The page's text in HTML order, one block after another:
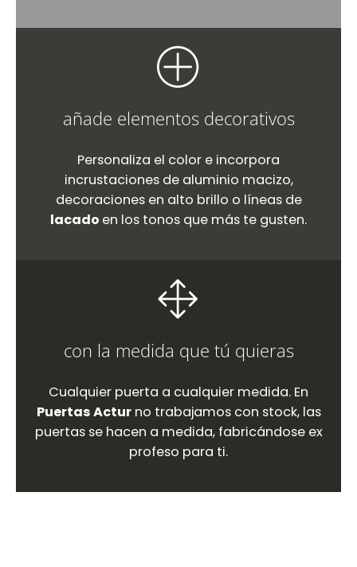
añade elementos decorativos
Personaliza el color e incorpora
incrustaciones de aluminio macizo,
decoraciones en alto brillo o líneas de
lacado en los tonos que más te gusten.
con la medida que tú quieras
Cualquier puerta a cualquier medida. En
Puertas Acturno trabajamos con stock, las
puertas se hacen a medida, fabricándose ex
profeso para ti.